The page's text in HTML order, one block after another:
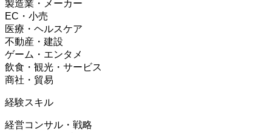
製造業・メーカー
EC・小売
医療・ヘルスケア
不動産・建設
ゲーム・エンタメ
飲食・観光・サービス
商社・貿易
経験スキル
経営コンサル・戦略